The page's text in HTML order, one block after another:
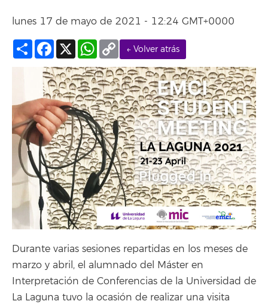
lunes 17 de mayo de 2021 - 12:24 GMT+0000
← Volver atrás
Compartir
Facebook
X WhatsApp
Copy
Link
Durante varias sesiones repartidas en los meses de
marzo y abril, el alumnado del Máster en
Interpretación de Conferencias de la Universidad de
La Laguna tuvo la ocasión de realizar una visita